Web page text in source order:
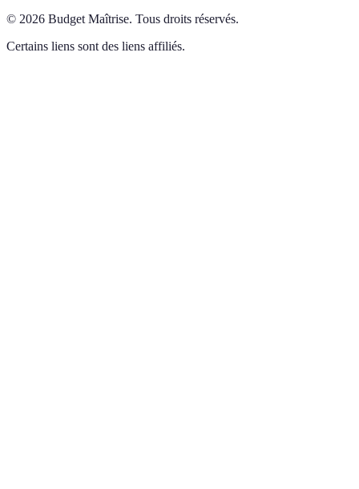
© 2026 Budget Maîtrise. Tous droits réservés.
Certains liens sont des liens affiliés.